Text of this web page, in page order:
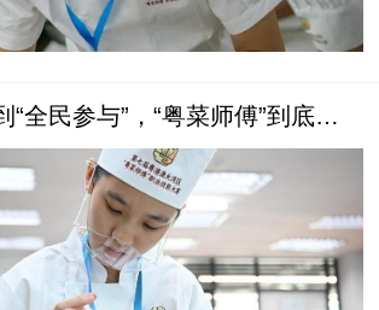
“全民参与”，“粤菜师傅”到底做